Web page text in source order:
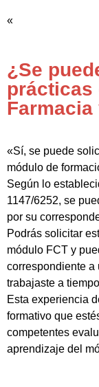
«
¿Se
prácticas
«Sí, se puede
módulo de
Según lo
1147/6252, se
por su
Podrás solicitar
módulo FCT y
correspondiente a
trabajaste a
Esta experiencia
formativo que
competentes
aprendizaje del